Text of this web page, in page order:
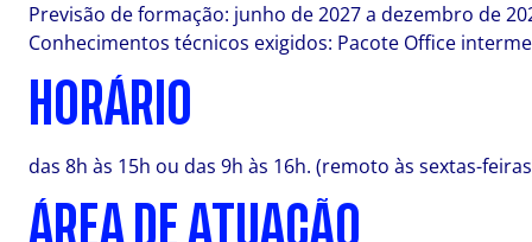
Previsão de formação: junho de 2027 a dezembro de
Conhecimentos técnicos exigidos: Pacote Office
HORÁRIO
das 8h às 15h ou das 9h às 16h. (remoto às sextas-
ÁREA DE ATUAÇÃO